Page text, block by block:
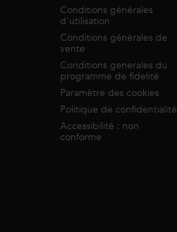
Conditions générales
d'utilisation
Conditions générales de
vente
Conditions generales du
programme de fidelité
Paramètre des cookies
Politique de confidentialité
Accessibilité : non
conforme